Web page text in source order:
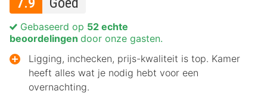
Gebaseerd op 52 echte
beoordelingen door onze gasten.
Ligging, inchecken, prijs-kwaliteit is top. Kamer
heeft alles wat je nodig hebt voor een
overnachting.